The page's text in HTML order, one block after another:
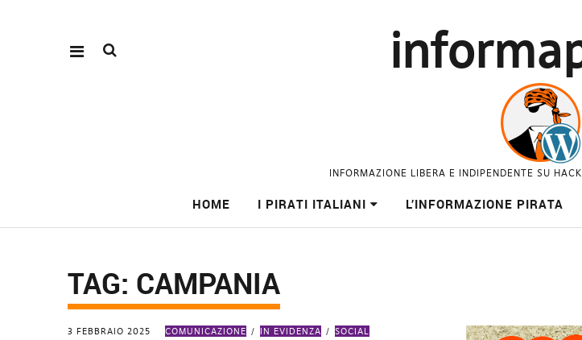
INFORMAZIONE LIBERA E INDIPENDENTE SU
HOME I PIRATI ITALIANI L’INFORMAZIONE PIRATA
TAG: CAMPANIA
3 FEBBRAIO 2025 COMUNICAZIONE IN EVIDENZA SOCIAL